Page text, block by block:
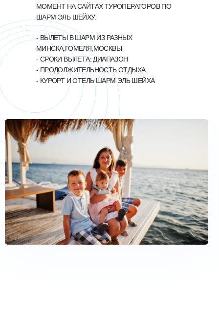
МОМЕНТ НА САЙТАХ ТУРОПЕРАТОРОВ ПО
ШАРМ ЭЛЬ ШЕЙХУ.
- ВЫЛЕТЫ В ШАРМ ИЗ РАЗНЫХ
МИНСКА,ГОМЕЛЯ,МОСКВЫ
- СРОКИ ВЫЛЕТА: ДИАПАЗОН
- ПРОДОЛЖИТЕЛЬНОСТЬ ОТДЫХА
- КУРОРТ И ОТЕЛЬ ШАРМ ЭЛЬ ШЕЙХА